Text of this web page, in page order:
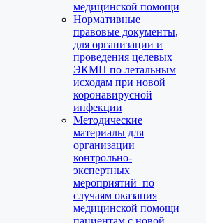
медицинской помощи
Нормативные
правовые документы,
для организации и
проведения целевых
ЭКМП по летальным
исходам при новой
коронавирусной
инфекции
Методические
материалы для
организации
контрольно-
экспертных
мероприятий по
случаям оказания
медицинской помощи
пациентам с новой